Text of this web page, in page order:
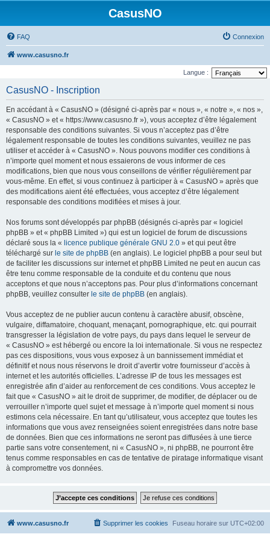
CasusNO
FAQ Connexion
www.casusno.fr
Langue :
CasusNO - Inscription
En accédant à « CasusNO » (désigné ci-après par « nous », « notre », « nos »,
« CasusNO » et « https://www.casusno.fr »), vous acceptez d’être légalement
responsable des conditions suivantes. Si vous n’acceptez pas d’être
légalement responsable de toutes les conditions suivantes, veuillez ne pas
utiliser et accéder à « CasusNO ». Nous pouvons modifier ces conditions à
n’importe quel moment et nous essaierons de vous informer de ces
modifications, bien que nous vous conseillons de vérifier régulièrement par
vous-même. En effet, si vous continuez à participer à « CasusNO » après que
des modifications aient été effectuées, vous acceptez d’être légalement
responsable des conditions modifiées et mises à jour.
Nos forums sont développés par phpBB (désignés ci-après par « logiciel
phpBB » et « phpBB Limited ») qui est un logiciel de forum de discussions
déclaré sous la « licence publique générale GNU 2.0 » et qui peut être
téléchargé sur le site de phpBB (en anglais). Le logiciel phpBB a pour seul but
de faciliter les discussions sur internet et phpBB Limited ne peut en aucun cas
être tenu comme responsable de la conduite et du contenu que nous
acceptons et que nous n’acceptons pas. Pour plus d’informations concernant
phpBB, veuillez consulter le site de phpBB (en anglais).
Vous acceptez de ne publier aucun contenu à caractère abusif, obscène,
vulgaire, diffamatoire, choquant, menaçant, pornographique, etc. qui pourrait
transgresser la législation de votre pays, du pays dans lequel le serveur de
« CasusNO » est hébergé ou encore la loi internationale. Si vous ne respectez
pas ces dispositions, vous vous exposez à un bannissement immédiat et
définitif et nous nous réservons le droit d’avertir votre fournisseur d’accès à
internet et les autorités officielles. L’adresse IP de tous les messages est
enregistrée afin d’aider au renforcement de ces conditions. Vous acceptez le
fait que « CasusNO » ait le droit de supprimer, de modifier, de déplacer ou de
verrouiller n’importe quel sujet et message à n’importe quel moment si nous
estimons cela nécessaire. En tant qu’utilisateur, vous acceptez que toutes les
informations que vous avez renseignées soient enregistrées dans notre base
de données. Bien que ces informations ne seront pas diffusées à une tierce
partie sans votre consentement, ni « CasusNO », ni phpBB, ne pourront être
tenus comme responsables en cas de tentative de piratage informatique visant
à compromettre vos données.
www.casusno.fr Fuseau horaire sur UTC+02:00
Supprimer les cookies